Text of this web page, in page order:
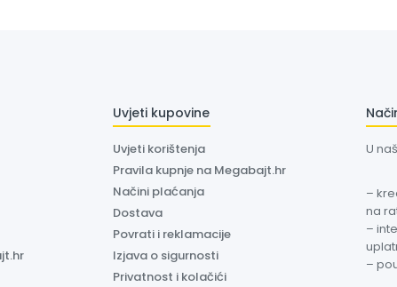
Uvjeti kupovine
Uvjeti korištenja
Pravila kupnje na Megabajt.hr
Načini plaćanja
Dostava
Povrati i reklamacije
Izjava o sigurnosti
Privatnost i kolačići
U
–
na
–
–